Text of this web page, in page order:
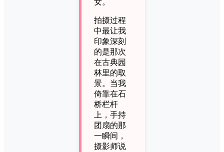
女。
拍摄过程
中最让我
印象深刻
的是那次
在古典园
林里的取
景。当我
倚靠在石
桥栏杆
上，手持
团扇的那
一瞬间，
摄影师说